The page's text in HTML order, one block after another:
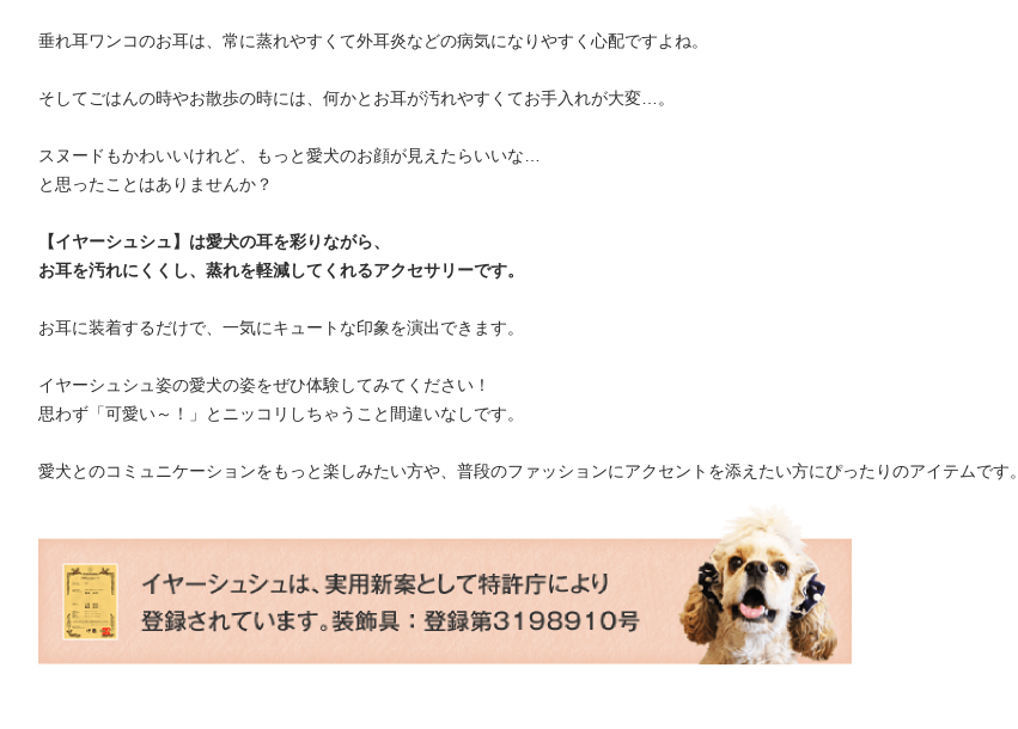
垂れ耳ワンコのお耳は、常に蒸れやすくて外耳炎などの病気になりやすく心配ですよね。
そしてごはんの時やお散歩の時には、何かとお耳が汚れやすくてお手入れが大変…。
スヌードもかわいいけれど、もっと愛犬のお顔が見えたらいいな…
と思ったことはありませんか？
【イヤーシュシュ】は愛犬の耳を彩りながら、
お耳を汚れにくくし、蒸れを軽減してくれるアクセサリーです。
お耳に装着するだけで、一気にキュートな印象を演出できます。
イヤーシュシュ姿の愛犬の姿をぜひ体験してみてください！
思わず「可愛い～！」とニッコリしちゃうこと間違いなしです。
愛犬とのコミュニケーションをもっと楽しみたい方や、普段のファッションにアクセントを添えたい方にぴったりのアイテムです。